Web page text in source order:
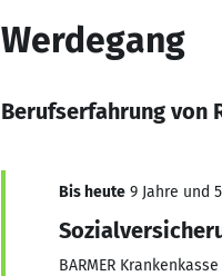
Werdegang
Berufserfahrung von
Bis heute 9 Jahre und
BARMER Krankenkasse